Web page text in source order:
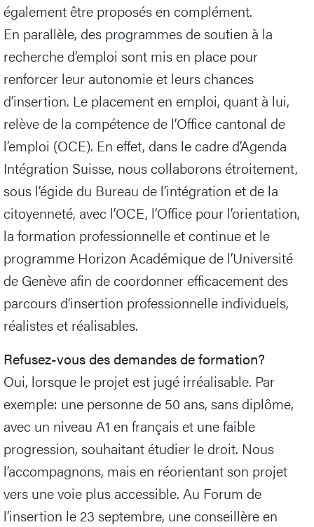
également être proposés en complément.
En parallèle, des programmes de soutien à la
recherche d’emploi sont mis en place pour
renforcer leur autonomie et leurs chances
d’insertion. Le placement en emploi, quant à lui,
relève de la compétence de l’Office cantonal de
l’emploi (OCE). En effet, dans le cadre d’Agenda
Intégration Suisse, nous collaborons étroitement,
sous l’égide du Bureau de l’intégration et de la
citoyenneté, avec l’OCE, l’Office pour l’orientation,
la formation professionnelle et continue et le
programme Horizon Académique de l’Université
de Genève afin de coordonner efficacement des
parcours d’insertion professionnelle individuels,
réalistes et réalisables.
Refusez-vous des demandes de formation?
Oui, lorsque le projet est jugé irréalisable. Par
exemple: une personne de 50 ans, sans diplôme,
avec un niveau A1 en français et une faible
progression, souhaitant étudier le droit. Nous
l’accompagnons, mais en réorientant son projet
vers une voie plus accessible. Au Forum de
l’insertion le 23 septembre, une conseillère en